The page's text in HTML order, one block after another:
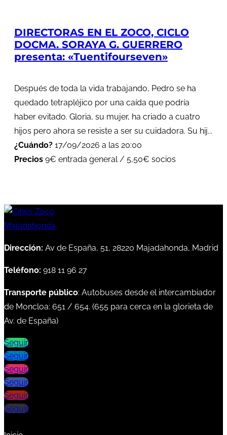
DIRECTORAS EN EL ZOCO, CICLO
DOCMA. SORAYA G. GUERRERO
presenta: «Tuentifourseven»
Después de toda la vida trabajando, Pedro se ha
quedado tetrapléjico por una caída que podría
haber evitado. Gloria, su mujer, ha criado a cuatro
hijos pero ahora se resiste a ser su cuidadora. Su hij...
¿Cuándo? 17/09/2026 a las 20:00
Precios 9€ entrada general / 5,50€ socios
Dirección: Av de España, 51, 28220 Majadahonda, Madrid
Teléfono: 918 11 96 27
Transporte público: Autobuses desde el intercambiador
de Moncloa: 651 / 654. (655 para cerca en la glorieta de
Av. de España)
Seguir
Seguir
Seguir
Seguir
Seguir
Seguir